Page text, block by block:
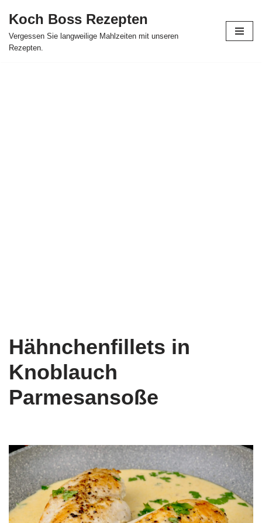
Skip
to
Koch Boss Rezepten
Vergessen Sie langweilige Mahlzeiten mit unseren
Rezepten.
Hähnchenfillets in
Knoblauch
Parmesansoße